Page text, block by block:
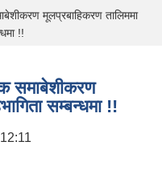
मूलप्रबाहिकरण तालिममा
!!
समाबेशीकरण
सम्बन्धमा !!